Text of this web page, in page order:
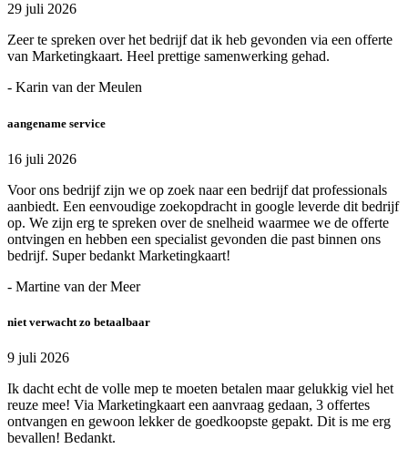
29 juli 2026
Zeer te spreken over het bedrijf dat ik heb gevonden via een offerte
van Marketingkaart. Heel prettige samenwerking gehad.
- Karin van der Meulen
aangename service
16 juli 2026
Voor ons bedrijf zijn we op zoek naar een bedrijf dat professionals
aanbiedt. Een eenvoudige zoekopdracht in google leverde dit bedrijf
op. We zijn erg te spreken over de snelheid waarmee we de offerte
ontvingen en hebben een specialist gevonden die past binnen ons
bedrijf. Super bedankt Marketingkaart!
- Martine van der Meer
niet verwacht zo betaalbaar
9 juli 2026
Ik dacht echt de volle mep te moeten betalen maar gelukkig viel het
reuze mee! Via Marketingkaart een aanvraag gedaan, 3 offertes
ontvangen en gewoon lekker de goedkoopste gepakt. Dit is me erg
bevallen! Bedankt.